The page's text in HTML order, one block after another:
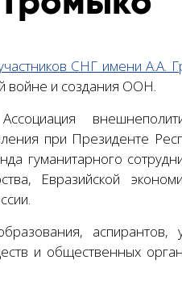
СНГ имени А.А.
войне и создания ООН.
при Президенте
гуманитарного
Евразийской
аспирантов,
и общественных